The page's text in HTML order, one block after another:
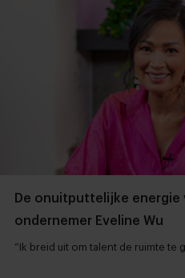
De onuitputtelijke energie
ondernemer Eveline Wu
“Ik breid uit om talent de ruimte te